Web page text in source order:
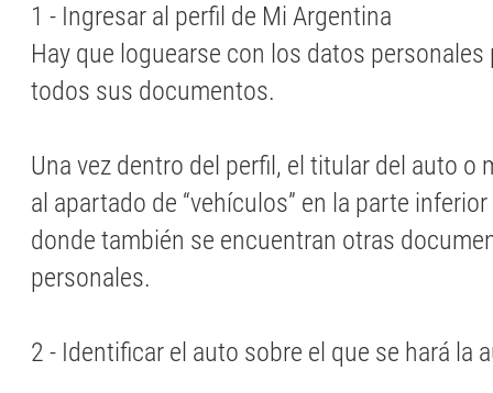
1 - Ingresar al perfil de Mi Argentina
Hay que loguearse con los datos personales
todos sus documentos.
Una vez dentro del perfil, el titular del auto o
al apartado de “vehículos” en la parte
donde también se encuentran otras
personales.
2 - Identificar el auto sobre el que se hará la